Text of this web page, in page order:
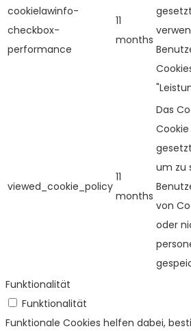
cookielawinfo-
checkbox-
performance
11
months
viewed_cookie_policy
11
months
Das
um zu
von
oder
Funktionalität
Funktionalität
Funktionale Cookies helfen dabei,